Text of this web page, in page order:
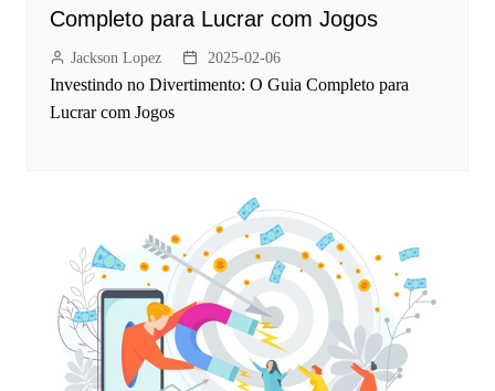
Completo para Lucrar com Jogos
Jackson Lopez 2025-02-06
Investindo no Divertimento: O Guia Completo para
Lucrar com Jogos